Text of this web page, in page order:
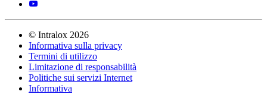
© Intralox 2026
Informativa sulla privacy
Termini di utilizzo
Limitazione di responsabilità
Politiche sui servizi Internet
Informativa